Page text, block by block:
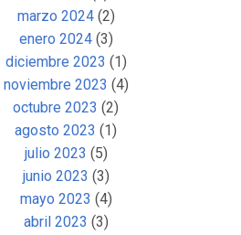
marzo 2024(2)
enero 2024(3)
diciembre 2023 (1)
noviembre 2023 (4)
octubre 2023 (2)
agosto 2023 (1)
julio 2023 (5)
junio 2023 (3)
mayo 2023 (4)
abril 2023 (3)